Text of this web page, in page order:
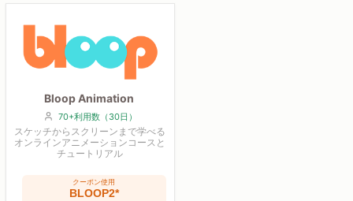
Bloop Animation
70+利用数（30日）
スケッチからスクリーンまで学べる
オンラインアニメーションコースと
チュートリアル
クーポン使用
BLOOP2*